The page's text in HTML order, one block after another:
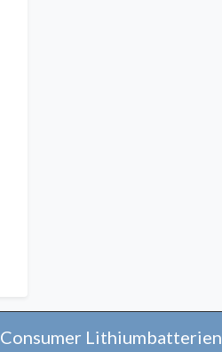
Consumer Lithiumbatterien